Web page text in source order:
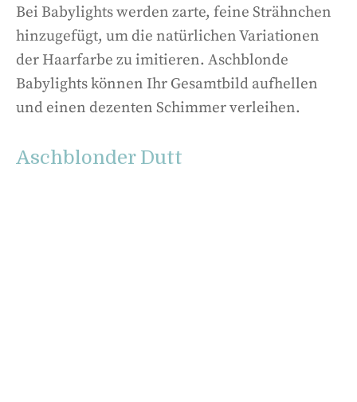
Bei Babylights werden zarte, feine Strähnchen
hinzugefügt, um die natürlichen Variationen
der Haarfarbe zu imitieren. Aschblonde
Babylights können Ihr Gesamtbild aufhellen
und einen dezenten Schimmer verleihen.
Aschblonder Dutt